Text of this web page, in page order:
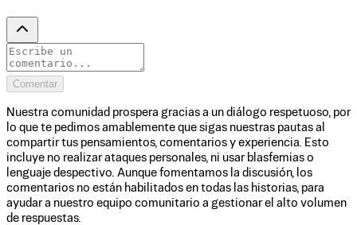
Comentar
Nuestra comunidad prospera gracias a un diálogo respetuoso, por
lo que te pedimos amablemente que sigas nuestras pautas al
compartir tus pensamientos, comentarios y experiencia. Esto
incluye no realizar ataques personales, ni usar blasfemias o
lenguaje despectivo. Aunque fomentamos la discusión, los
comentarios no están habilitados en todas las historias, para
ayudar a nuestro equipo comunitario a gestionar el alto volumen
de respuestas.